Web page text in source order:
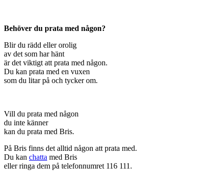
Behöver du prata med någon?
Blir du rädd eller orolig
av det som har hänt
är det viktigt att prata med någon.
Du kan prata med en vuxen
som du litar på och tycker om.
Vill du prata med någon
du inte känner
kan du prata med Bris.
På Bris finns det alltid någon att prata med.
Du kan chatta med Bris
eller ringa dem på telefonnumret 116 111.